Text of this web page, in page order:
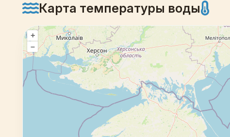
Карта температуры воды
+
–